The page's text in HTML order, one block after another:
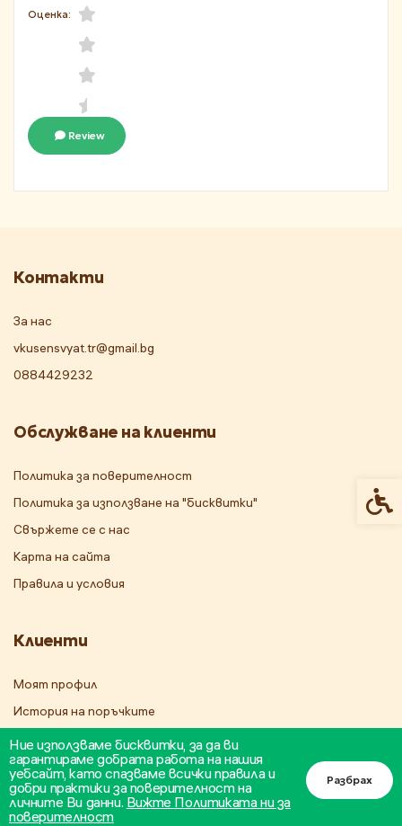
Оценка:
Review
Ние използваме бисквитки, за да ви
гарантираме добрата работа на нашия
уебсайт, като спазваме всички правила и
добри практики за поверителност на
личните Ви данни. Вижте Политиката ни за
поверителност
Разбрах
Контакти
За нас
vkusensvyat.tr@gmail.bg
0884429232
Обслужване на клиенти
Политика за поверителност
Политика за използване на "бисквитки"
Свържете се с нас
Карта на сайта
Правила и условия
Клиенти
Моят профил
История на поръчките
Бюлетин